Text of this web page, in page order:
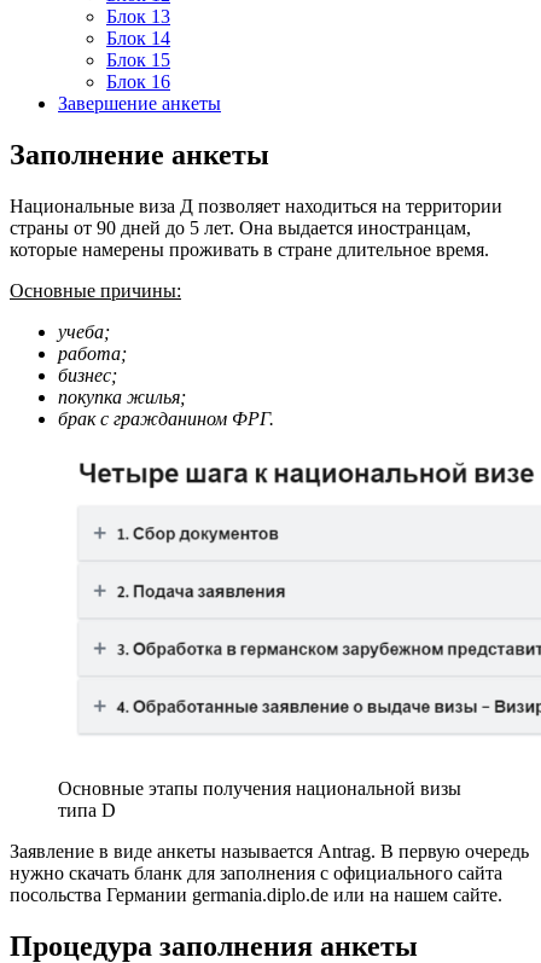
Блок 13
Блок 14
Блок 15
Блок 16
Завершение анкеты
Заполнение анкеты
Национальные виза Д позволяет находиться на территории
страны от 90 дней до 5 лет. Она выдается иностранцам,
которые намерены проживать в стране длительное время.
Основные причины:
учеба;
работа;
бизнес;
покупка жилья;
брак с гражданином ФРГ.
Основные этапы получения национальной визы
типа D
Заявление в виде анкеты называется Antrag. В первую очередь
нужно скачать бланк для заполнения с официального сайта
посольства Германии germania.diplo.de или на нашем сайте.
Процедура заполнения анкеты